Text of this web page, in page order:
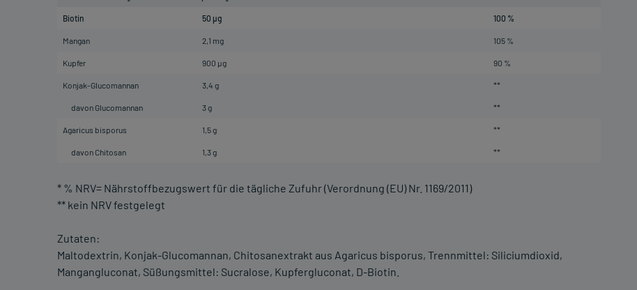
Biotin 50 µg 100 %
Mangan 2,1 mg 105 %
Kupfer 900 µg 90 %
Konjak-Glucomannan 3,4 g **
davon Glucomannan 3 g **
Agaricus bisporus 1,5 g **
davon Chitosan 1,3 g **
* % NRV= Nährstoffbezugswert für die tägliche Zufuhr (Verordnung (EU) Nr. 1169/2011)
** kein NRV festgelegt
Zutaten:
Maltodextrin, Konjak-Glucomannan, Chitosanextrakt aus Agaricus bisporus, Trennmittel: Siliciumdioxid,
Mangangluconat, Süßungsmittel: Sucralose, Kupfergluconat, D-Biotin.